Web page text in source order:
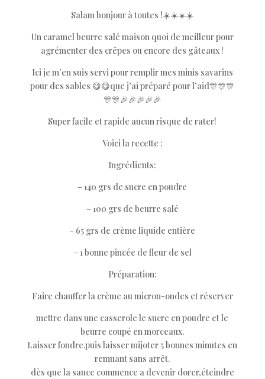
Salam bonjour à toutes !☀️☀️☀️☀️
Un caramel beurre salé maison quoi de meilleur pour
agrémenter des crêpes ou encore des gâteaux !
Ici je m’en suis servi pour remplir mes minis savarins
pour des sables 😋😋que j’ai préparé pour l’aid🎊🎊🎊
🎊🎊🎉🎉🎉🎉🎉
Super facile et rapide aucun risque de rater!
Voici la recette :
Ingrédients:
– 140 grs de sucre en poudre
– 100 grs de beurre salé
– 65 grs de crème liquide entière
– 1 bonne pincée de fleur de sel
Préparation:
Faire chauffer la crème au micron-ondes et réserver
mettre dans une casserole le sucre en poudre et le
beurre coupé en morceaux.
Laisser fondre.puis laisser mijoter 5 bonnes minutes en
remuant sans arrêt.
dès que la sauce commence a devenir dorer,éteindre